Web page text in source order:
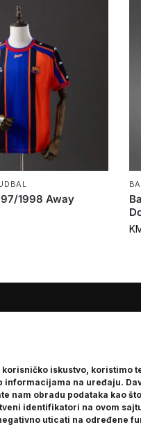
iskustvo, koristimo
informacijama na uređaju.
nam obradu podataka kao
identifikatori na ovom
uticati na određene
1998 Away
Kontakt